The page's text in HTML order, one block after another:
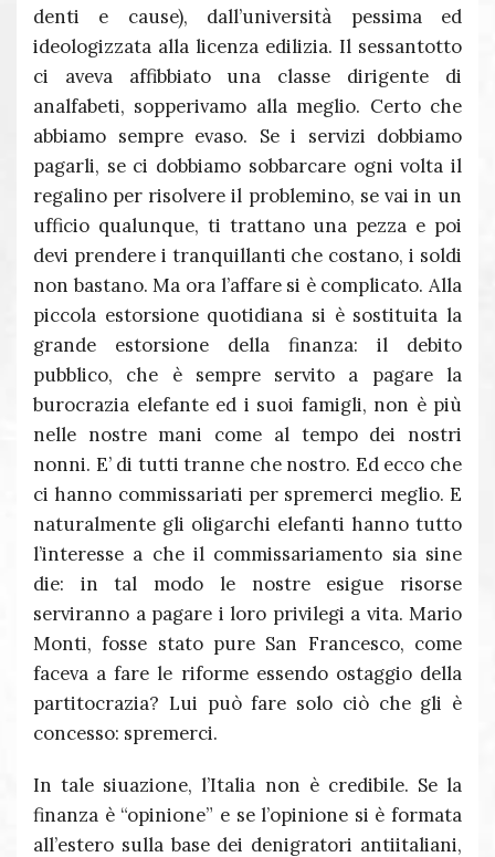
denti e cause), dall’università pessima ed
ideologizzata alla licenza edilizia. Il sessantotto
ci aveva affibbiato una classe dirigente di
analfabeti, sopperivamo alla meglio. Certo che
abbiamo sempre evaso. Se i servizi dobbiamo
pagarli, se ci dobbiamo sobbarcare ogni volta il
regalino per risolvere il problemino, se vai in un
ufficio qualunque, ti trattano una pezza e poi
devi prendere i tranquillanti che costano, i soldi
non bastano. Ma ora l’affare si è complicato. Alla
piccola estorsione quotidiana si è sostituita la
grande estorsione della finanza: il debito
pubblico, che è sempre servito a pagare la
burocrazia elefante ed i suoi famigli, non è più
nelle nostre mani come al tempo dei nostri
nonni. E’ di tutti tranne che nostro. Ed ecco che
ci hanno commissariati per spremerci meglio. E
naturalmente gli oligarchi elefanti hanno tutto
l’interesse a che il commissariamento sia sine
die: in tal modo le nostre esigue risorse
serviranno a pagare i loro privilegi a vita. Mario
Monti, fosse stato pure San Francesco, come
faceva a fare le riforme essendo ostaggio della
partitocrazia? Lui può fare solo ciò che gli è
concesso: spremerci.
In tale siuazione, l’Italia non è credibile. Se la
finanza è “opinione” e se l’opinione si è formata
all’estero sulla base dei denigratori antiitaliani,